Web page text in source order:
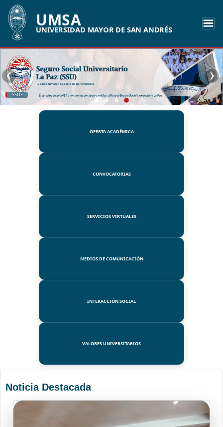
UMSA
UNIVERSIDAD MAYOR DE SAN ANDRÉS
SSUE
❮ ❯
OFERTA ACADÉMICA
CONVOCATORIAS
SERVICIOS VIRTUALES
MEDIOS DE COMUNICACIÓN
INTERACCIÓN SOCIAL
VALORES UNIVERSITARIOS
Noticia Destacada